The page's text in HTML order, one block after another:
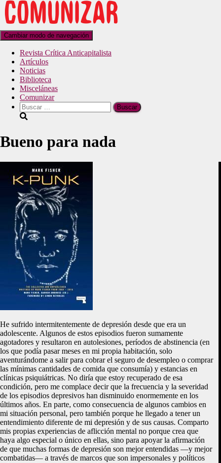
Cambiar modo de navegación
Revista Crítica Anticapitalista
Artículos
Noticias
Biblioteca
Misceláneas
Comunizar
Bueno para nada
He sufrido intermitentemente de depresión desde que era un
adolescente. Algunos de estos episodios fueron sumamente
agotadores y resultaron en autolesiones, períodos de abstinencia (en
los que podía pasar meses en mi propia habitación, solo
aventurándome a salir para cobrar el seguro de desempleo o comprar
las mínimas cantidades de comida que consumía) y estancias en
clínicas psiquiátricas. No diría que estoy recuperado de esa
condición, pero me complace decir que la frecuencia y la severidad
de los episodios depresivos han disminuido enormemente en los
últimos años. En parte, como consecuencia de algunos cambios en
mi situación personal, pero también porque he llegado a tener un
entendimiento diferente de mi depresión y de sus causas. Comparto
mis propias experiencias de aflicción mental no porque crea que
haya algo especial o único en ellas, sino para apoyar la afirmación
de que muchas formas de depresión son mejor entendidas —y mejor
combatidas— a través de marcos que son impersonales y políticos